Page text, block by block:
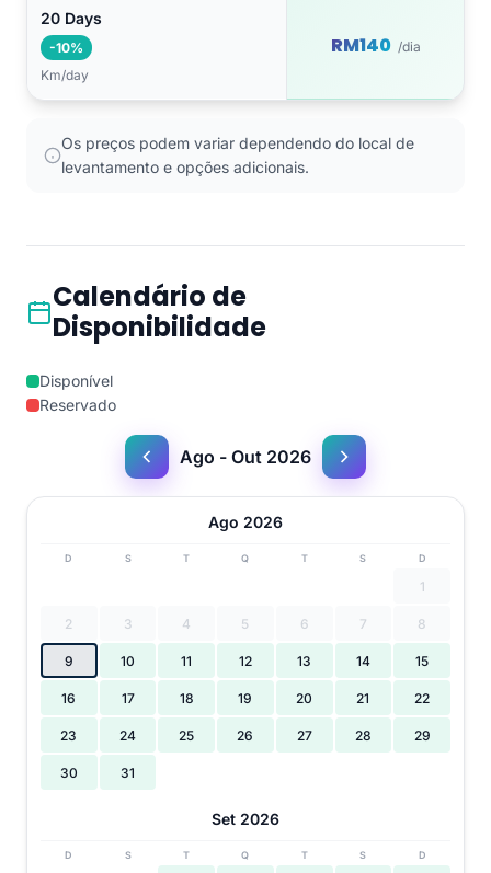
20 Days
-10%
Km/day
RM140 /dia
Os preços podem variar dependendo do local de
levantamento e opções adicionais.
Calendário de
Disponibilidade
Disponível
Reservado
Ago - Out 2026
Ago 2026
D S T Q T S D
1
2 3 4 5 6 7 8
9 10 11 12 13 14 15
16 17 18 19 20 21 22
23 24 25 26 27 28 29
30 31
Set 2026
D S T Q T S D